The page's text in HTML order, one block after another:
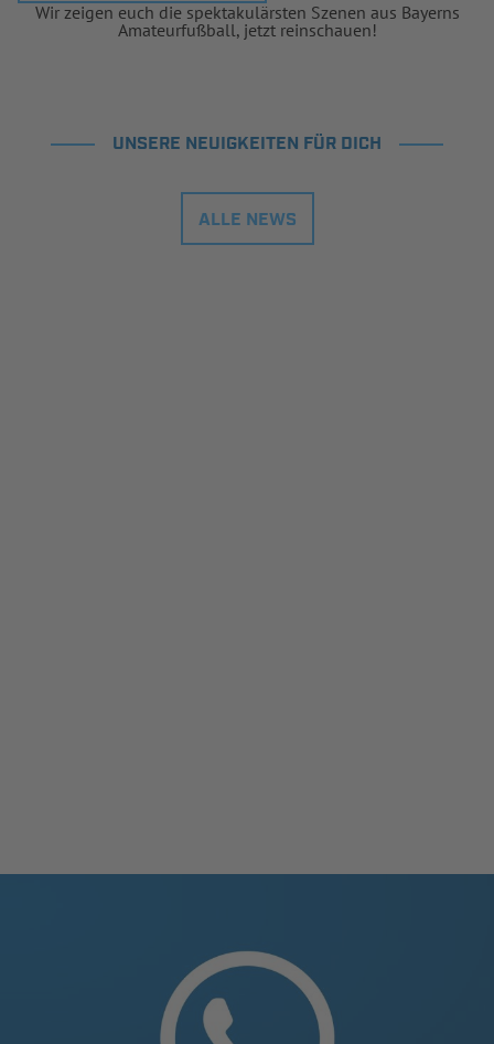
Wir zeigen euch die spektakulärsten Szenen aus Bayerns
Amateurfußball, jetzt reinschauen!
UNSERE NEUIGKEITEN FÜR DICH
ALLE NEWS